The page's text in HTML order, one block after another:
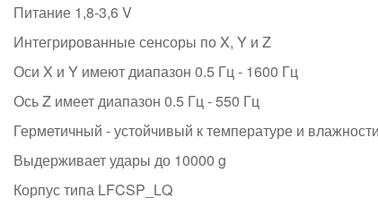
Питание 1,8-3,6 V
Интегрированные сенсоры по X, Y и Z
Оси X и Y имеют диапазон 0.5 Гц - 1600 Гц
Ось Z имеет диапазон 0.5 Гц - 550 Гц
Герметичный - устойчивый к температуре и влажности
Выдерживает удары до 10000 g
Корпус типа LFCSP_LQ